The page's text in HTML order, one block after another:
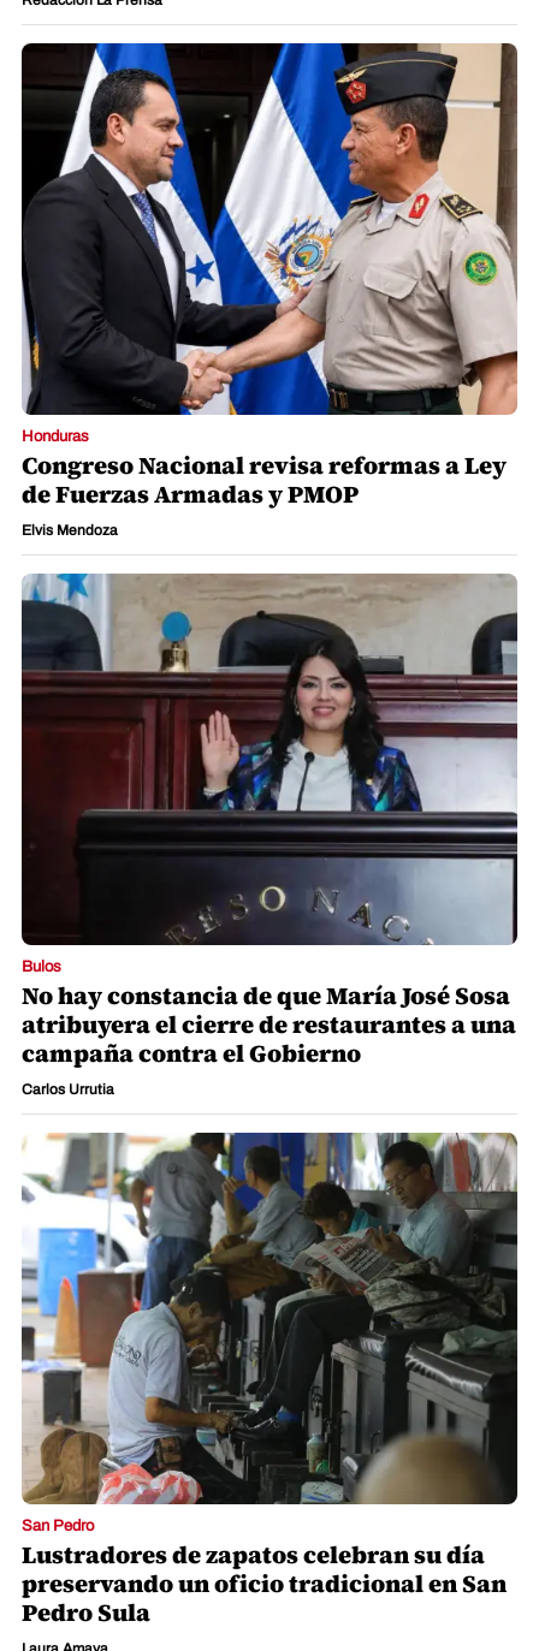
Honduras
Congreso Nacional revisa reformas a Ley
de Fuerzas Armadas y PMOP
Elvis Mendoza
Bulos
No hay constancia de que María José Sosa
atribuyera el cierre de restaurantes a una
campaña contra el Gobierno
Carlos Urrutia
San Pedro
Lustradores de zapatos celebran su día
preservando un oficio tradicional en San
Pedro Sula